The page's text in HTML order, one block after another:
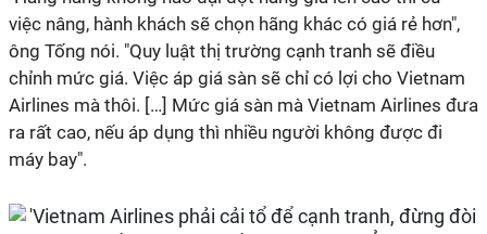
việc nâng, hành khách sẽ chọn hãng khác có giá rẻ hơn",
ông Tống nói. "Quy luật thị trường cạnh tranh sẽ điều
chỉnh mức giá. Việc áp giá sàn sẽ chỉ có lợi cho Vietnam
Airlines mà thôi. […] Mức giá sàn mà Vietnam Airlines đưa
ra rất cao, nếu áp dụng thì nhiều người không được đi
máy bay".